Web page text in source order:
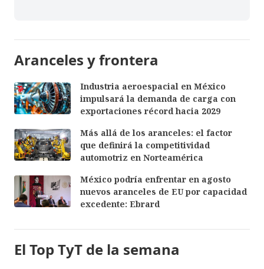
Aranceles y frontera
Industria aeroespacial en México
impulsará la demanda de carga con
exportaciones récord hacia 2029
Más allá de los aranceles: el factor
que definirá la competitividad
automotriz en Norteamérica
México podría enfrentar en agosto
nuevos aranceles de EU por capacidad
excedente: Ebrard
El Top TyT de la semana